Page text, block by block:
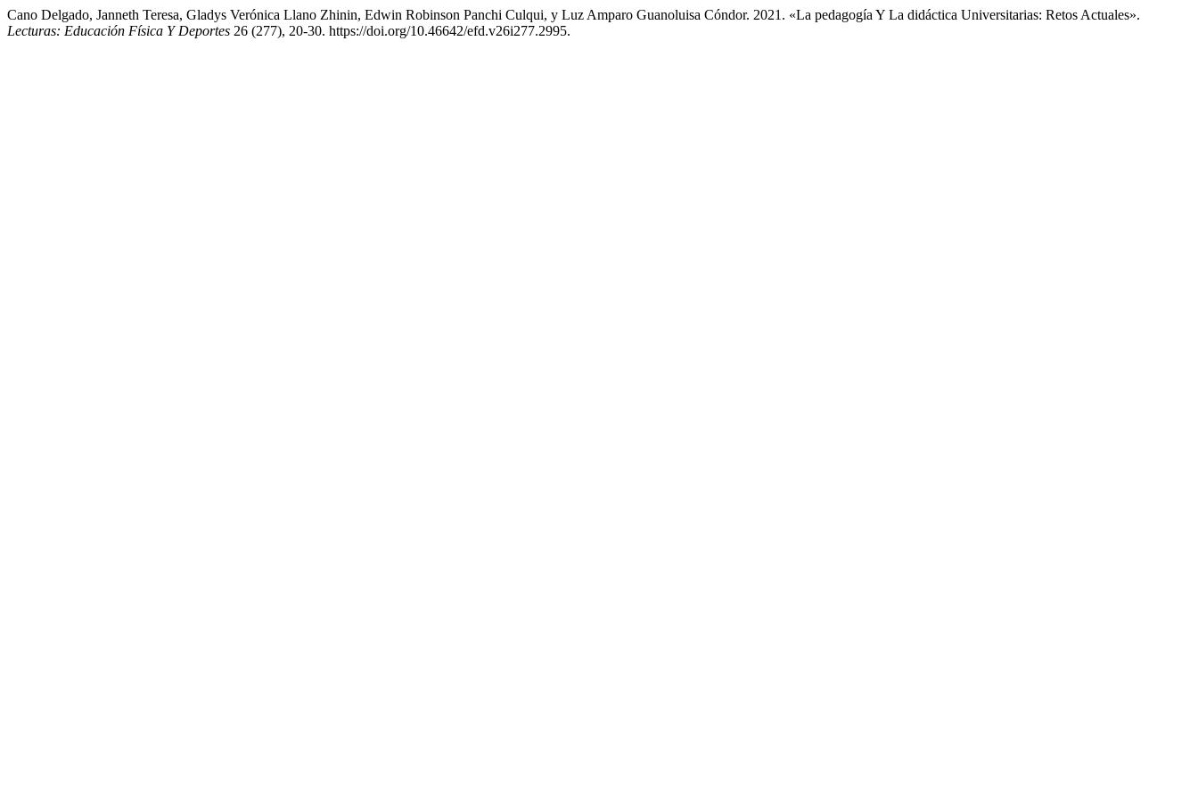
Cano Delgado, Janneth Teresa, Gladys Verónica Llano Zhinin, Edwin Robinson Panchi Culqui, y Luz Amparo Guanoluisa Cóndor. 2021. «La pedagogía Y La didáctica Universitarias: Retos Actuales».
Lecturas: Educación Física Y Deportes 26 (277), 20-30. https://doi.org/10.46642/efd.v26i277.2995.